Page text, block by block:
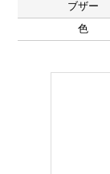
ブザー
色